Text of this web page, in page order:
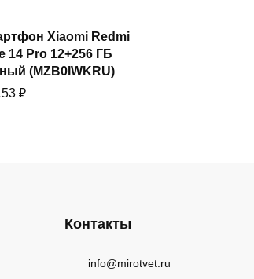
Купить
Xiaomi Redmi
14 Pro 12+256 ГБ
(MZB0IWKRU)
₽
14 Pro 8 ГБ+256 ГБ
Контакты
info@mirotvet.ru